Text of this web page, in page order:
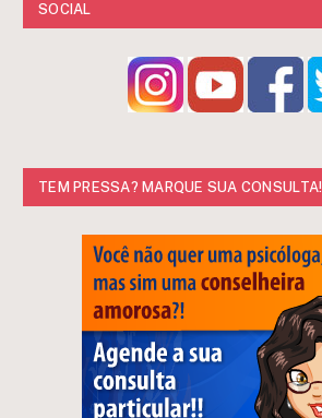
SOCIAL
TEM PRESSA? MARQUE SUA CONSULTA!